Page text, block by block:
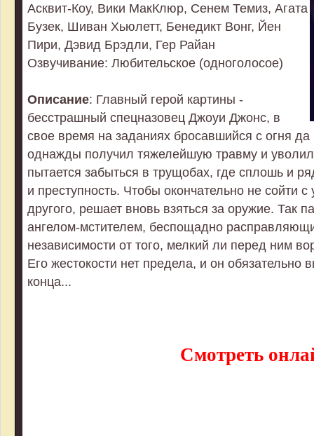
Асквит-Коу, Вики МакКлюр, Сенем Темиз, Агата
Бузек, Шиван Хьюлетт, Бенедикт Вонг, Йен
Пири, Дэвид Брэдли, Гер Райан
Озвучивание: Любительское (одноголосое)
Описание: Главный герой картины -
бесстрашный спецназовец Джоуи Джонс, в
свое время на заданиях бросавшийся с огня
однажды получил тяжелейшую травму и
пытается забыться в трущобах, где сплошь и
и преступность. Чтобы окончательно не сойти
другого, решает вновь взяться за оружие. Так
ангелом-мстителем, беспощадно
независимости от того, мелкий ли перед ним
Его жестокости нет предела, и он
конца...
Смотреть